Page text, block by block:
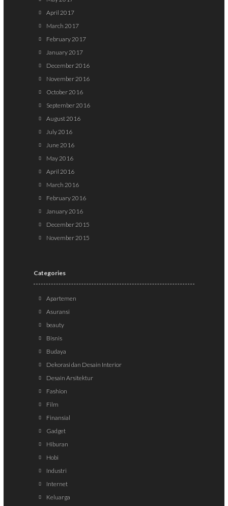
April 2017
March 2017
February 2017
January 2017
December 2016
November 2016
October 2016
September 2016
August 2016
July 2016
June 2016
May 2016
April 2016
March 2016
February 2016
January 2016
December 2015
November 2015
Categories
Apartemen
Asuransi
beauty
Bisnis
Budaya
Dekorasi dan Desain Interior
Desain Arsitektur
Fashion
Film
Finansial
Gadget
Hiburan
Hobi
Industri
Internet
Keluarga